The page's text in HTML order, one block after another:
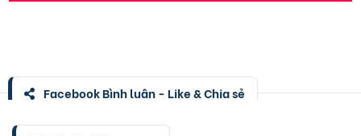
Facebook Bình luận - Like & Chia sẻ